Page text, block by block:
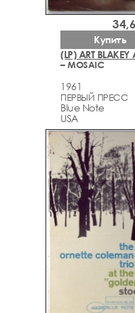
(LP) ART BLAKEY
– MOSAIC
1961
ПЕРВЫЙ ПРЕСС
Blue Note
USA
Купить